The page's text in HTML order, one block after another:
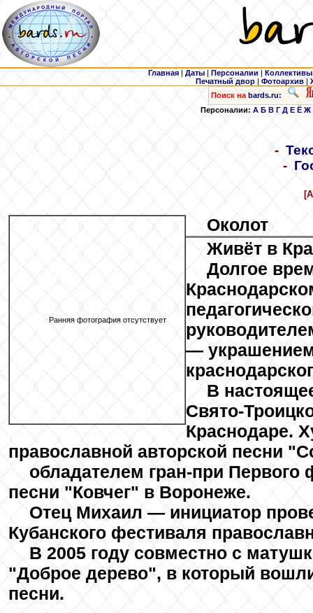
Главная | Даты | Персоналии | Коллективы
Печатный двор |Фотоархив |
Поиск на bards.ru:
Персоналии: А Б В Г Д Е Ё Ж
-
-
Ранняя фотография отсутствует
Околот
Живёт в
Долгое
—
В
Свято-
Краснодаре.
православной авторской песни
обладателем гран-при Первого
песни "Ковчег" в Воронеже.
Отец Михаил — инициатор
Кубанского фестиваля
В 2005 году совместно с
"Доброе дерево", в который
песни.